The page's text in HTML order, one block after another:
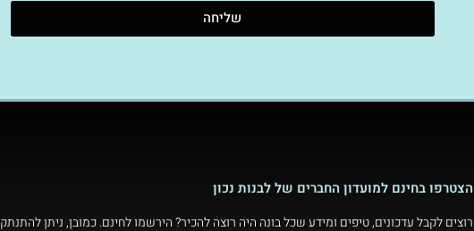
שליחה
הצטרפו בחינם למועדון החברים של לבנות נכון
רוצים לקבל עדכונים, טיפים ומידע שכל בונה היה רוצה להכיר? הירשמו לחינם. כמובן, ניתן להתנתק